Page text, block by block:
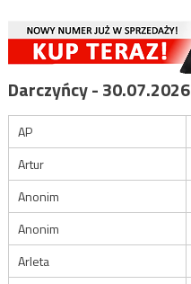
Darczyńcy - 30.07.2026
AP
Artur
Anonim
Anonim
Arleta